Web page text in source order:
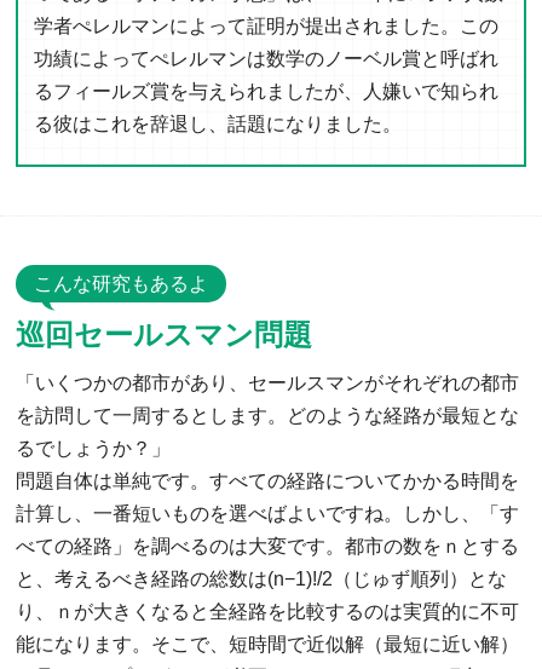
学者ぺレルマンによって証明が提出されました。この
功績によってぺレルマンは数学のノーベル賞と呼ばれ
るフィールズ賞を与えられましたが、人嫌いで知られ
る彼はこれを辞退し、話題になりました。
こんな研究もあるよ
巡回セールスマン問題
「いくつかの都市があり、セールスマンがそれぞれの都市
を訪問して一周するとします。どのような経路が最短とな
るでしょうか？」
問題自体は単純です。すべての経路についてかかる時間を
計算し、一番短いものを選べばよいですね。しかし、「す
べての経路」を調べるのは大変です。都市の数をｎとする
と、考えるべき経路の総数は(n−1)!/2（じゅず順列）とな
り、ｎが大きくなると全経路を比較するのは実質的に不可
能になります。そこで、短時間で近似解（最短に近い解）